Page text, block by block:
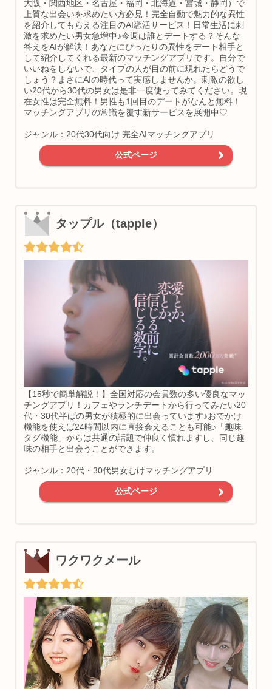
大阪・関西地区・名古屋・福岡・北海道・宮城・静岡）で
上質な出会いを求めたい方必見！完全自動で魅力的な異性
を紹介してもらえる注目のAI恋活サービス！日常生活に刺
激を求めたい男女急増中♪今週は誰とデートする？そんな
答えをAIが解決！あなたにぴったりの異性をデート相手と
して紹介してくれる最新のマッチングアプリです。自分で
いいねをしないで、タイプの人が目の前に現れたらどうで
しょう？まさにAIの時代って実感しませんか。刺激の欲し
い20代から30代の男女は是非一度使ってみてください。現
在女性は完全無料！男性も1回目のデートがなんと無料！
マッチングアプリの常識を覆す新サービスを展開中♡
ジャンル：20代30代向け 完全AIマッチングアプリ
公式ページ
タップル（tapple）
【15秒で簡単解説！】全国対応の会員数の多い優良なマッ
チングアプリ！カフェやランチデートから行ってみたい20
代・30代半ばの男女が積極的に出会っています♪おでかけ
機能を使えば24時間以内に直接会えることも可能♪「趣味
タグ機能」からは共通の話題で仲良く慣れますし、同じ趣
味の相手と出会うことができます。
ジャンル：20代・30代男女むけマッチングアプリ
公式ページ
ワクワクメール